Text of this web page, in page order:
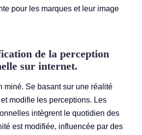
pour les marques et leur image
de la perception
sur internet.
miné. Se basant sur une réalité
modifie les perceptions. Les
intègrent le quotidien des
est modifiée, influencée par des